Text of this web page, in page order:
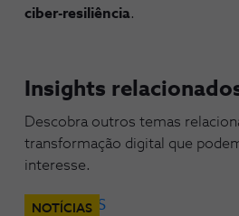
ciber-resiliência.
Insights
Descobra outros temas
transformação digital que
interesse.
NOTÍCIAS